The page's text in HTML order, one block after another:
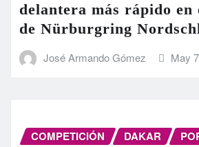
delantera más rápido
de Nürburgring
José Armando Gómez May
COMPETICIÓN DAKAR